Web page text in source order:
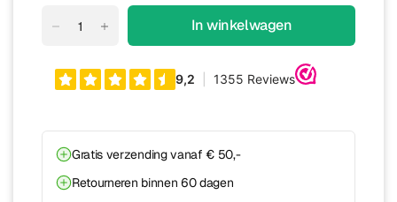
In winkelwagen
Gratis verzending vanaf € 50,-
Retourneren binnen 60 dagen